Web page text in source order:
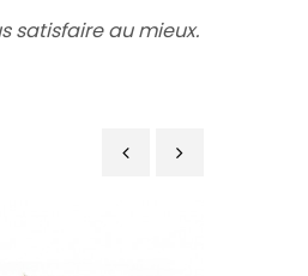
satisfaire au mieux.